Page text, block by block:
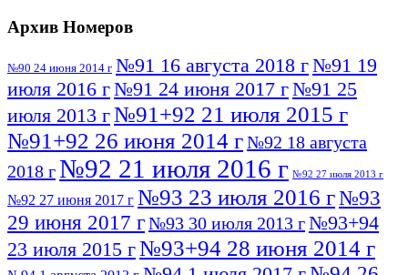
Архив Номеров
№90 24 июня 2014 г №91 16 августа 2018 г№91 19
июля 2016 г№91 24 июня 2017 г№91 25
июля 2013 г№91+92 21 июля 2015 г
№91+92 26 июня 2014 г№92 18 августа
2018 г№92 21 июля 2016 г №92 27 июля 2013 г
№92 27 июня 2017 г №93 23 июля 2016 г№93
29 июня 2017 г№93 30 июля 2013 г№93+94
23 июля 2015 г№93+94 28 июня 2014 г